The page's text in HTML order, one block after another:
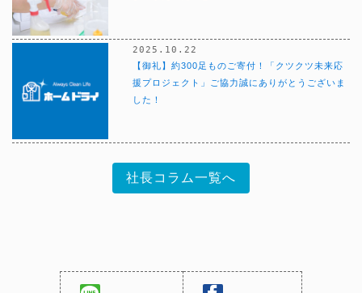
2025.10.22
【御礼】約300足ものご寄付！「クツクツ未来応
援プロジェクト」ご協力誠にありがとうございま
した！
社長コラム一覧へ